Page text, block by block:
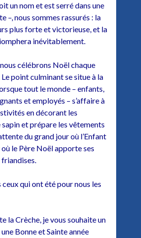
un nom et est serré dans une
–, nous sommes rassurés : la
plus forte et victorieuse, et la
inévitablement.
nous célébrons Noël chaque
Le point culminant se situe à la
tout le monde – enfants,
et employés – s’affaire à
en décorant les
et prépare les vêtements
du grand jour où l’Enfant
le Père Noël apporte ses
friandises.
qui ont été pour nous les
la Crèche, je vous souhaite un
Bonne et Sainte année